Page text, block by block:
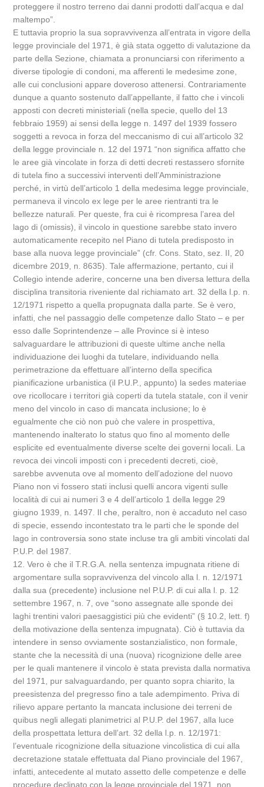
proteggere il nostro terreno dai danni prodotti dall’acqua e dal
maltempo”.
E tuttavia proprio la sua sopravvivenza all’entrata in vigore della
legge provinciale del 1971, è già stata oggetto di valutazione da
parte della Sezione, chiamata a pronunciarsi con riferimento a
diverse tipologie di condoni, ma afferenti le medesime zone,
alle cui conclusioni appare doveroso attenersi. Contrariamente
dunque a quanto sostenuto dall’appellante, il fatto che i vincoli
apposti con decreti ministeriali (nella specie, quello del 13
febbraio 1959) ai sensi della legge n. 1497 del 1939 fossero
soggetti a revoca in forza del meccanismo di cui all’articolo 32
della legge provinciale n. 12 del 1971 “non significa affatto che
le aree già vincolate in forza di detti decreti restassero sfornite
di tutela fino a successivi interventi dell’Amministrazione
perché, in virtù dell’articolo 1 della medesima legge provinciale,
permaneva il vincolo ex lege per le aree rientranti tra le
bellezze naturali. Per queste, fra cui è ricompresa l’area del
lago di (omissis), il vincolo in questione sarebbe stato invero
automaticamente recepito nel Piano di tutela predisposto in
base alla nuova legge provinciale” (cfr. Cons. Stato, sez. II, 20
dicembre 2019, n. 8635). Tale affermazione, pertanto, cui il
Collegio intende aderire, concerne una ben diversa lettura della
disciplina transitoria riveniente dal richiamato art. 32 della l.p. n.
12/1971 rispetto a quella propugnata dalla parte. Se è vero,
infatti, che nel passaggio delle competenze dallo Stato – e per
esso dalle Soprintendenze – alle Province si è inteso
salvaguardare le attribuzioni di queste ultime anche nella
individuazione dei luoghi da tutelare, individuando nella
perimetrazione da effettuare all’interno della specifica
pianificazione urbanistica (il P.U.P., appunto) la sedes materiae
ove ricollocare i territori già coperti da tutela statale, con il venir
meno del vincolo in caso di mancata inclusione; lo è
egualmente che ciò non può che valere in prospettiva,
mantenendo inalterato lo status quo fino al momento delle
esplicite ed eventualmente diverse scelte dei governi locali. La
revoca dei vincoli imposti con i precedenti decreti, cioè,
sarebbe avvenuta ove al momento dell’adozione del nuovo
Piano non vi fossero stati inclusi quelli ancora vigenti sulle
località di cui ai numeri 3 e 4 dell’articolo 1 della legge 29
giugno 1939, n. 1497. Il che, peraltro, non è accaduto nel caso
di specie, essendo incontestato tra le parti che le sponde del
lago in controversia sono state incluse tra gli ambiti vincolati dal
P.U.P. del 1987.
12. Vero è che il T.R.G.A. nella sentenza impugnata ritiene di
argomentare sulla sopravvivenza del vincolo alla l. n. 12/1971
dalla sua (precedente) inclusione nel P.U.P. di cui alla l. p. 12
settembre 1967, n. 7, ove “sono assegnate alle sponde dei
laghi trentini valori paesaggistici più che evidenti” (§ 10.2, lett. f)
della motivazione della sentenza impugnata). Ciò è tuttavia da
intendere in senso ovviamente sostanzialistico, non formale,
stante che la necessità di una (nuova) ricognizione delle aree
per le quali mantenere il vincolo è stata prevista dalla normativa
del 1971, pur salvaguardando, per quanto sopra chiarito, la
preesistenza del pregresso fino a tale adempimento. Priva di
rilievo appare pertanto la mancata inclusione dei terreni de
quibus negli allegati planimetrici al P.U.P. del 1967, alla luce
della prospettata lettura dell’art. 32 della l.p. n. 12/1971:
l’eventuale ricognizione della situazione vincolistica di cui alla
decretazione statale effettuata dal Piano provinciale del 1967,
infatti, antecedente al mutato assetto delle competenze e delle
procedure declinato con la legge provinciale del 1971, non